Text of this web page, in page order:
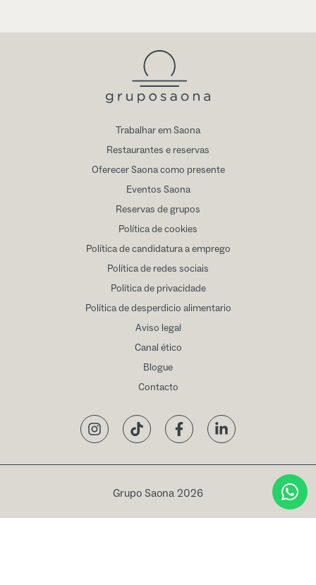
Trabalhar em Saona
Restaurantes e reservas
Oferecer Saona como presente
Eventos Saona
Reservas de grupos
Política de cookies
Política de candidatura a emprego
Política de redes sociais
Política de privacidade
Política de desperdicio alimentario
Aviso legal
Canal ético
Blogue
Contacto
InstagramTikTok FacebookLinkedIn
Grupo Saona 2026